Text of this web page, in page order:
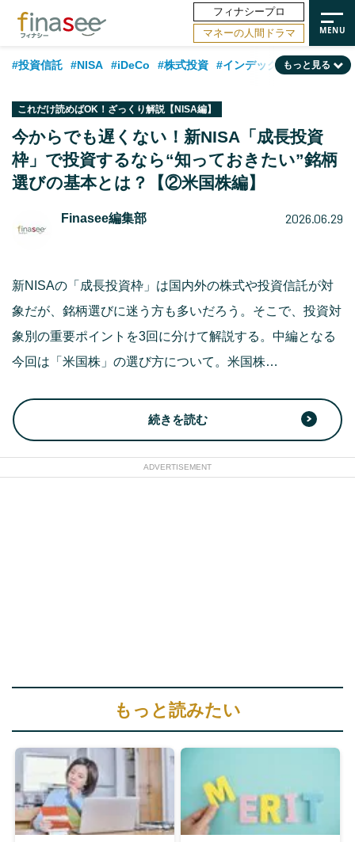
フィナシープロ
マネーの人間ドラマ
#投資信託 #NISA #iDeCo #株式投資 #インデックスファンド
#積立投資 #トレンド #30代 #公的年金 #40代 #50代
#フィナンシャル・ウェルビーイング #老後 #金融用語解説
#データ・調査 #資産運用業界 #海外事情 #国内株式型
もっと見る
これだけ読めばOK！ざっくり解説【NISA編】
今からでも遅くない！新NISA「成長投資
枠」で投資するなら“知っておきたい”銘柄
選びの基本とは？【②米国株編】
Finasee編集部 2026.06.29
新NISAの「成長投資枠」は国内外の株式や投資信託が対
象だが、銘柄選びに迷う方も多いだろう。そこで、投資対
象別の重要ポイントを3回に分けて解説する。中編となる
今回は「米国株」の選び方について。米国株…
続きを読む
ADVERTISEMENT
もっと読みたい